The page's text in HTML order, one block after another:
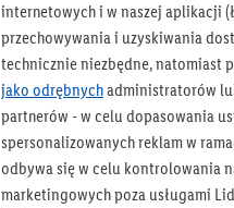
internetowych i w naszej aplikacji
przechowywania i uzyskiwania
technicznie niezbędne, natomiast
jako odrębnychadministratorów
partnerów - w celu dopasowania
spersonalizowanych reklam w
odbywa się w celu kontrolowania
marketingowych poza usługami